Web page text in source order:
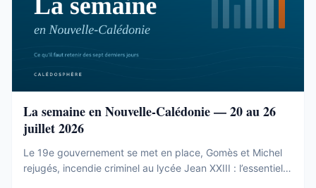
La semaine en Nouvelle-Calédonie — 20 au 26
juillet 2026
Le 19e gouvernement se met en place, Gomès et Michel
rejugés, incendie criminel au lycée Jean XXIII : l’essentiel